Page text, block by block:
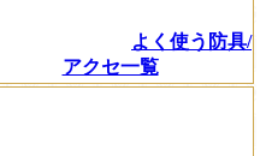
よく使う防具/
アクセ一覧